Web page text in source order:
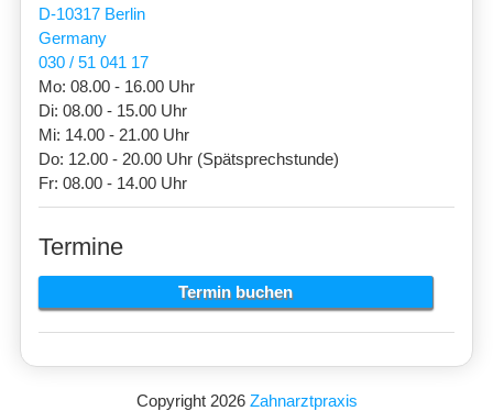
D-10317 Berlin
Germany
030 / 51 041 17
Mo: 08.00 - 16.00 Uhr
Di: 08.00 - 15.00 Uhr
Mi: 14.00 - 21.00 Uhr
Do: 12.00 - 20.00 Uhr (Spätsprechstunde)
Fr: 08.00 - 14.00 Uhr
Termine
Termin buchen
Copyright 2026 Zahnarztpraxis